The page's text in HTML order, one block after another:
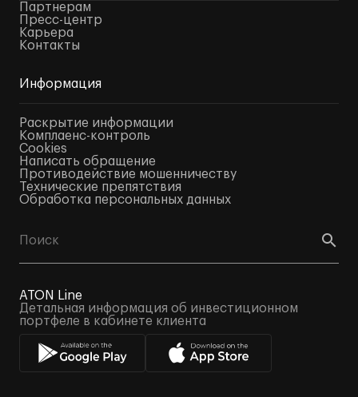
Партнерам
Пресс-центр
Карьера
Контакты
Информация
Раскрытие информации
Комплаенс-контроль
Cookies
Написать обращение
Противодействие мошенничеству
Технические препятствия
Обработка персональных данных
ATON Line
Детальная информация об инвестиционном
портфеле в кабинете клиента